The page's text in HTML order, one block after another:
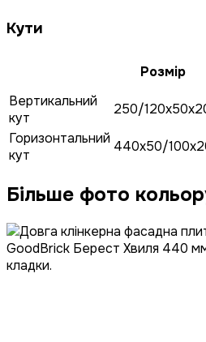
Кути
Розмір
Вертикальний
кут
250/
Горизонтальний
кут
440x50/
Більше фото